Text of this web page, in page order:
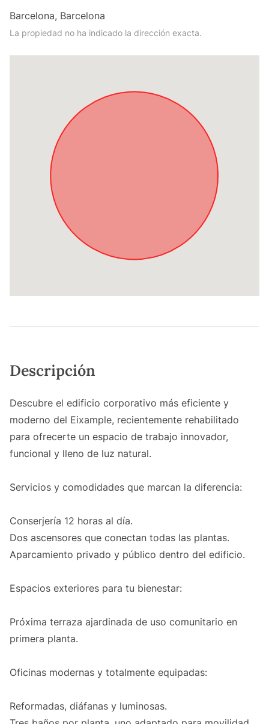
Barcelona, Barcelona
La propiedad no ha indicado la dirección exacta.
Descripción
Descubre el edificio corporativo más eficiente y
moderno del Eixample, recientemente rehabilitado
para ofrecerte un espacio de trabajo innovador,
funcional y lleno de luz natural.
Servicios y comodidades que marcan la diferencia:
Conserjería 12 horas al día.
Dos ascensores que conectan todas las plantas.
Aparcamiento privado y público dentro del edificio.
Espacios exteriores para tu bienestar:
Próxima terraza ajardinada de uso comunitario en
primera planta.
Oficinas modernas y totalmente equipadas:
Reformadas, diáfanas y luminosas.